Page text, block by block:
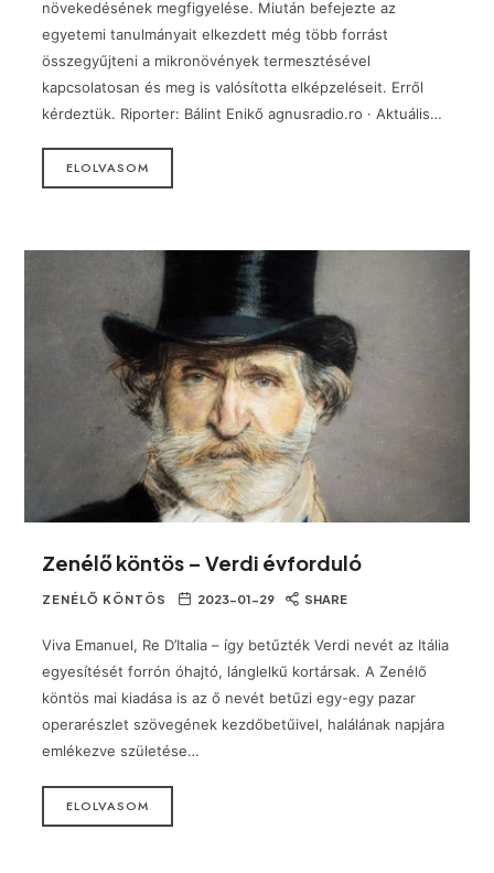
növekedésének megfigyelése. Miután befejezte az
egyetemi tanulmányait elkezdett még több forrást
összegyűjteni a mikronövények termesztésével
kapcsolatosan és meg is valósította elképzeléseit. Erről
kérdeztük. Riporter: Bálint Enikő agnusradio.ro · Aktuális…
ELOLVASOM
Zenélő köntös – Verdi évforduló
ZENÉLŐ KÖNTÖS 2023-01-29 SHARE
Viva Emanuel, Re D’Italia – így betűzték Verdi nevét az Itália
egyesítését forrón óhajtó, lánglelkű kortársak. A Zenélő
köntös mai kiadása is az ő nevét betűzi egy-egy pazar
operarészlet szövegének kezdőbetűivel, halálának napjára
emlékezve születése…
ELOLVASOM